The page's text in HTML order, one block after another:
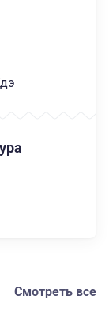
Смотреть все